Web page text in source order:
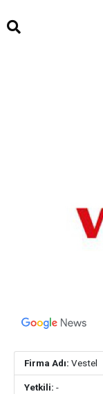
Firma Adı: Vestel
Yetkili: -